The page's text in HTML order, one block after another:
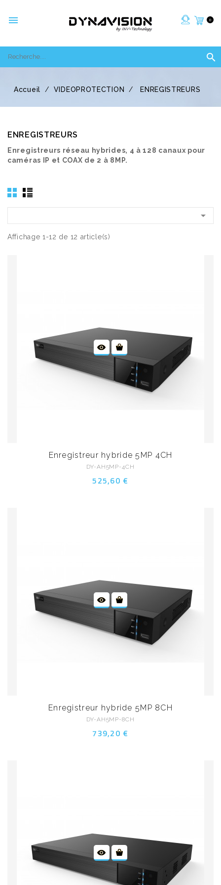
 0

Accueil VIDEOPROTECTION ENREGISTREURS
ENREGISTREURS
Enregistreurs réseau hybrides, 4 à 128 canaux pour
caméras IP et COAX de 2 à 8MP.

Affichage 1-12 de 12 article(s)
Enregistreur hybride 5MP 4CH
DY-AH5MP-4CH
525,60 €
Enregistreur hybride 5MP 8CH
DY-AH5MP-8CH
739,20 €